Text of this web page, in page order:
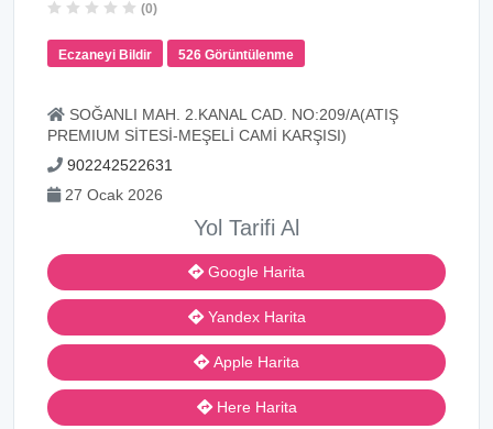
(0)
Eczaneyi Bildir 526 Görüntülenme
SOĞANLI MAH. 2.KANAL CAD. NO:209/A(ATIŞ
PREMIUM SİTESİ-MEŞELİ CAMİ KARŞISI)
902242522631
27 Ocak 2026
Yol Tarifi Al
Google Harita
Yandex Harita
Apple Harita
Here Harita